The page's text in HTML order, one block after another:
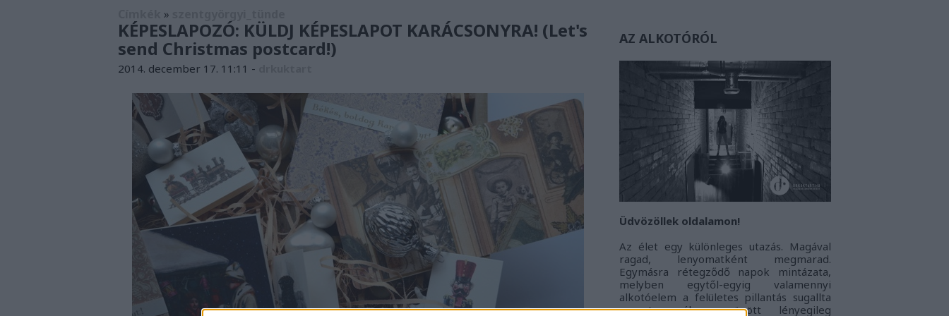
»
KÉPESLAPOZÓ: KÜLDJ KÉPESLAPOT KARÁCSONYRA! (Let's
send Christmas postcard!)
2014. december 17. 11:11 -
AZ ALKOTÓRÓL
Üdvözöllek oldalamon!
Az élet egy különleges utazás. Magával
ragad, lenyomatként megmarad.
Egymásra rétegződő napok mintázata,
melyben egytől-egyig valamennyi
alkotóelem a felületes pillantás sugallta
monoton álarc mögött lényegileg